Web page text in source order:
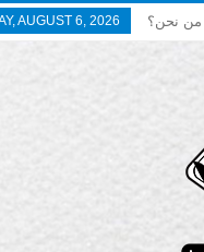
AUGUST 6, 2026 من نحن؟